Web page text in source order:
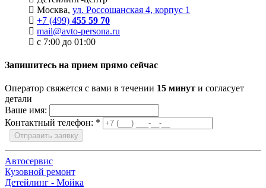
Москва, ул. Россошанская 4, корпус 1
+7 (499) 455 59 70
mail@avto-persona.ru
с 7:00 до 01:00
Запишитесь на прием прямо сейчас
Оператор свяжется с вами в течении 15 минут и согласует
детали
Ваше имя:
Контактный телефон: *
Отправить заявку
Автосервис
Кузовной ремонт
Детейлинг - Мойка